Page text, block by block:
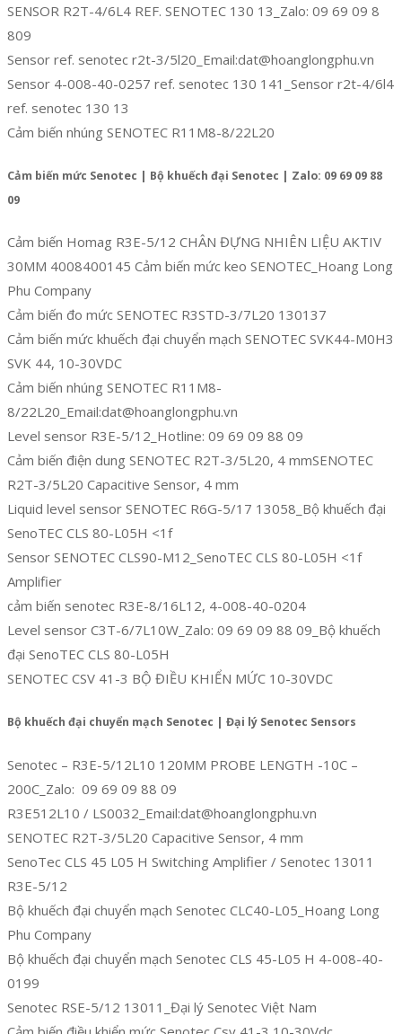
SENSOR R2T-4/6L4 REF. SENOTEC 130 13_Zalo: 09 69 09 8
809
Sensor ref. senotec r2t-3/5l20_Email:dat@hoanglongphu.vn
Sensor 4-008-40-0257 ref. senotec 130 141_Sensor r2t-4/6l4
ref. senotec 130 13
Cảm biến nhúng SENOTEC R11M8-8/22L20
Cảm biến mức Senotec | Bộ khuếch đại Senotec | Zalo: 09 69 09 88
09
Cảm biến Homag R3E-5/12 CHÂN ĐỰNG NHIÊN LIỆU AKTIV
30MM 4008400145 Cảm biến mức keo SENOTEC_Hoang Long
Phu Company
Cảm biến đo mức SENOTEC R3STD-3/7L20 130137
Cảm biến mức khuếch đại chuyển mạch SENOTEC SVK44-M0H3
SVK 44, 10-30VDC
Cảm biến nhúng SENOTEC R11M8-
8/22L20_Email:dat@hoanglongphu.vn
Level sensor R3E-5/12_Hotline: 09 69 09 88 09
Cảm biến điện dung SENOTEC R2T-3/5L20, 4 mmSENOTEC
R2T-3/5L20 Capacitive Sensor, 4 mm
Liquid level sensor SENOTEC R6G-5/17 13058_Bộ khuếch đại
SenoTEC CLS 80-L05H <1f
Sensor SENOTEC CLS90-M12_SenoTEC CLS 80-L05H <1f
Amplifier
cảm biến senotec R3E-8/16L12, 4-008-40-0204
Level sensor C3T-6/7L10W_Zalo: 09 69 09 88 09_Bộ khuếch
đại SenoTEC CLS 80-L05H
SENOTEC CSV 41-3 BỘ ĐIỀU KHIỂN MỨC 10-30VDC
Bộ khuếch đại chuyển mạch Senotec | Đại lý Senotec Sensors
Senotec – R3E-5/12L10 120MM PROBE LENGTH -10C –
200C_Zalo: 09 69 09 88 09
R3E512L10 / LS0032_Email:dat@hoanglongphu.vn
SENOTEC R2T-3/5L20 Capacitive Sensor, 4 mm
SenoTec CLS 45 L05 H Switching Amplifier / Senotec 13011
R3E-5/12
Bộ khuếch đại chuyển mạch Senotec CLC40-L05_Hoang Long
Phu Company
Bộ khuếch đại chuyển mạch Senotec CLS 45-L05 H 4-008-40-
0199
Senotec RSE-5/12 13011_Đại lý Senotec Việt Nam